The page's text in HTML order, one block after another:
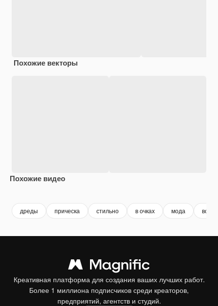
Похожие векторы
Похожие видео
дреды прическа стильно в очках мода
Креативная платформа для создания ваших лучших работ.
Более 1 миллиона подписчиков среди креаторов,
предприятий, агентств и студий.